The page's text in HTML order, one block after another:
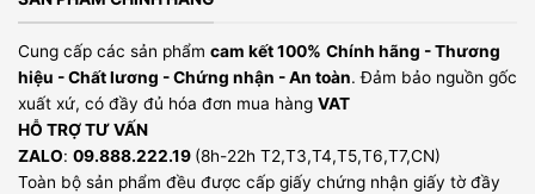
Cung cấp các sản phẩm cam kết 100% Chính hãng - Thương
hiệu - Chất lương - Chứng nhận - An toàn. Đảm bảo nguồn gốc
xuất xứ, có đầy đủ hóa đơn mua hàng VAT
HỖ TRỢ TƯ VẤN
ZALO: 09.888.222.19 (8h-22h T2,T3,T4,T5,T6,T7,CN)
Toàn bộ sản phẩm đều được cấp giấy chứng nhận giấy tờ đầy